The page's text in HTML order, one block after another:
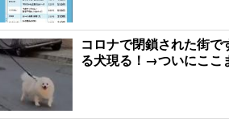
コロナで閉鎖された街
る犬現る！→ついにここ